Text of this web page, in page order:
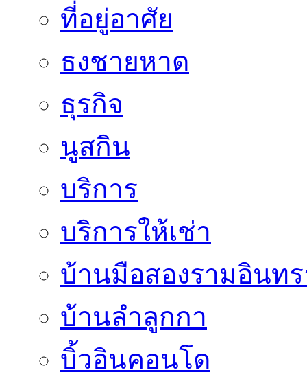
ที่อยู่อาศัย
ธงชายหาด
ธุรกิจ
นูสกิน
บริการ
บริการให้เช่า
บ้านมือสองรามอินท
บ้านลำลูกกา
บิ้วอินคอนโด